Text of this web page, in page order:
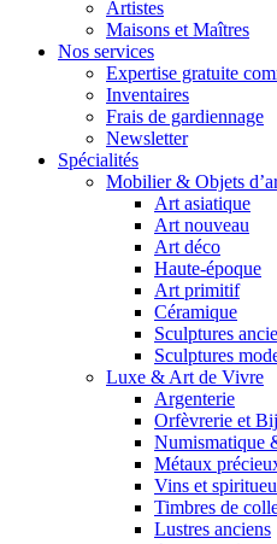
Artistes
Maisons et Maîtres
Nos services
Expertise gratuite
Inventaires
Frais de gardiennage
Newsletter
Spécialités
Mobilier & Objets
Art asiatique
Art nouveau
Art déco
Haute-époque
Art primitif
Céramique
Sculptures
Sculptures
Luxe & Art de Vivre
Argenterie
Orfèvrerie et
Numismatique
Métaux
Vins et
Timbres de
Lustres anciens